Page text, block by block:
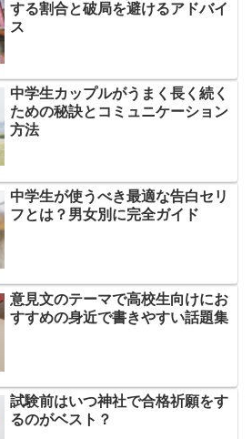
する割合と破局を避けるアドバイ
ス
中学生カップルがうまく長く続く
ための秘訣とコミュニケーション
方法
中学生が使うべき最適な告白セリ
フとは？男女別に完全ガイド
意見文のテーマで高校生向けにお
すすめの身近で書きやすい話題集
試験前はいつ神社で合格祈願をす
るのがベスト？